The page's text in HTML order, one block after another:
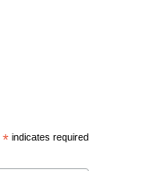
* indicates required